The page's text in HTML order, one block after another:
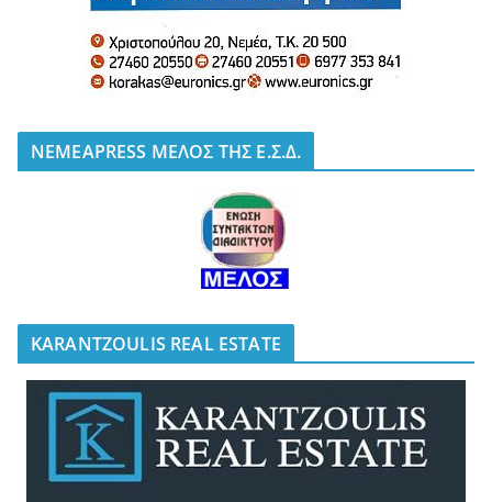
NEMEAPRESS ΜΕΛΟΣ ΤΗΣ Ε.Σ.Δ.
KARANTZOULIS REAL ESTATE